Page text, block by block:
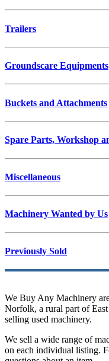
Trailers
Groundscare Equipments
Buckets and Attachments
Spare Parts, Workshop
Miscellaneous
Machinery Wanted by Us
Previously Sold
We Buy Any Machinery
Norfolk, a rural part of
selling used machinery.
We sell a wide range of
on each individual listing.